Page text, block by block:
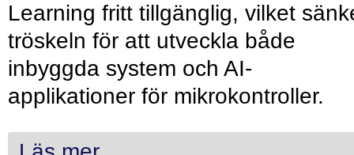
Learning fritt tillgänglig, vilket
tröskeln för att utveckla både
inbyggda system och AI-
applikationer för mikrokontroller.